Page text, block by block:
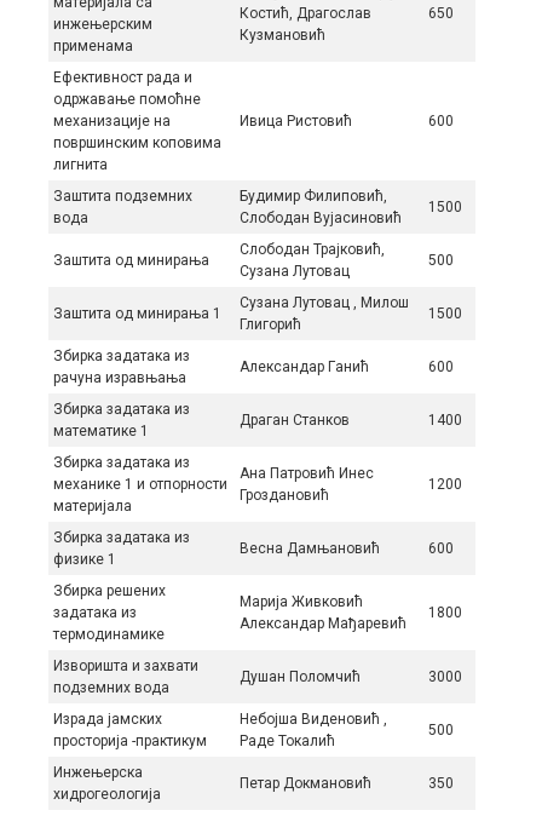
инжењерским
применама
Костић, Драгослав
Кузмановић
650
Ефективност рада и
одржавање помоћне
механизације на
површинским коповима
лигнита
Ивица Ристовић 600
Зaштитa пoдзeмних
вoдa
Будимир Филипoвић,
Слободан Вуjaсинoвић
1500
Заштита од минирања
Слободан Трајковић,
Сузана Лутовац
500
Заштита од минирања 1
Сузана Лутовац , Милош
Глигорић
1500
Збиркa зaдaтaкa из
рaчунa изрaвњaњa
Aлeксaндaр Гaнић 600
Збирка задатака из
математике 1
Драган Станков 1400
Збирка задатака из
механике 1 и отпорности
материјала
Ана Патровић Инес
Гроздановић
1200
Збирка задатака из
физике 1
Весна Дамњановић 600
Збирка решених
задатака из
термодинамике
Марија Живковић
Александар Мађаревић
1800
Изворишта и захвати
подземних вода
Душан Поломчић 3000
Израда јамских
просторија -практикум
Небојша Виденовић ,
Раде Токалић
500
Инжeњeрскa
хидрoгeoлoгиja
Петар Дoкмaнoвић 350